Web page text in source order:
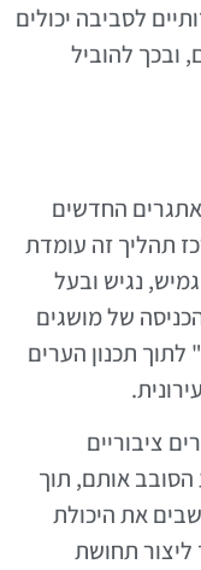
לסביבה יכולים
ובכך להוביל
החדשים
תהליך זה עומדת
נגיש ובעל
של מושגים
לתוך תכנון הערים
ציבוריים
אותם, תוך
את היכולת
ליצור תחושת